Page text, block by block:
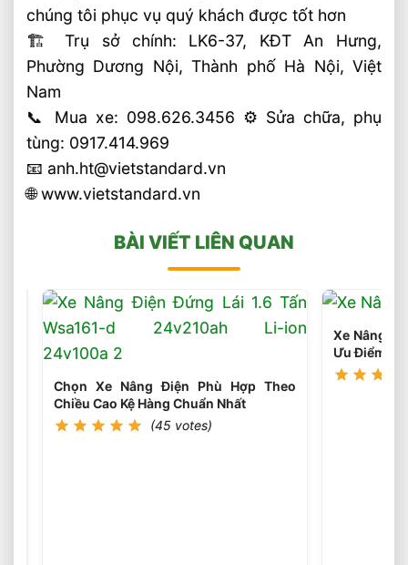
chúng tôi phục vụ quý khách được tốt hơn
🏗 Trụ sở chính: LK6-37, KĐT An Hưng,
Phường Dương Nội, Thành phố Hà Nội, Việt
Nam
📞 Mua xe: 098.626.3456 ⚙️ Sửa chữa, phụ
tùng: 0917.414.969
📧 anh.ht@vietstandard.vn
🌐 www.vietstandard.vn
BÀI VIẾT LIÊN QUAN
Chọn Xe Nâng Điện Phù Hợp Theo
Chiều Cao Kệ Hàng Chuẩn Nhất
(45 votes)
Xe Nâng
Ưu Điểm Gì